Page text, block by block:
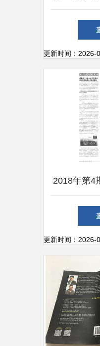
期刊与画
更新时间：2026-
2018年第4
动化信息
的新产
更新时间：2026-